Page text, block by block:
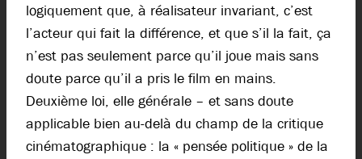
logiquement que, à réalisateur invariant, c’est
l’acteur qui fait la différence, et que s’il la fait, ça
n’est pas seulement parce qu’il joue mais sans
doute parce qu’il a pris le film en mains.
Deuxième loi, elle générale – et sans doute
applicable bien au-delà du champ de la critique
cinématographique : la « pensée politique » de la